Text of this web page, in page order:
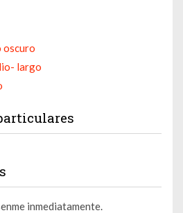
oscuro
largo
inmediatamente.